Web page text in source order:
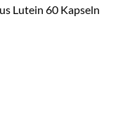
Lutein 60 Kapseln